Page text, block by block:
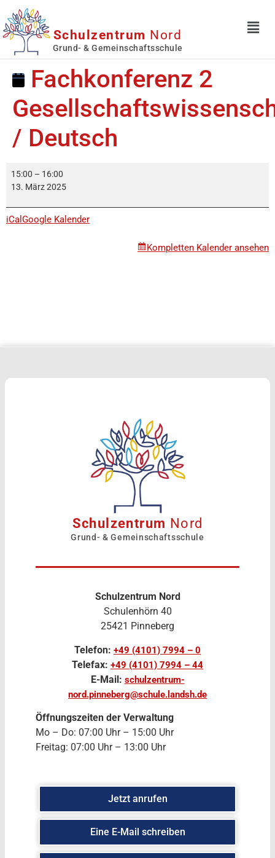
Schulzentrum Nord
Grund- & Gemeinschaftsschule
Fachkonferenz 2
/ Deutsch
15:00 – 16:00
13. März 2025
iCal Google Kalender
Kompletten Kalender ansehen
Schulzentrum Nord
Grund- & Gemeinschaftsschule
Schulzentrum Nord
Schulenhörn 40
25421 Pinneberg
Telefon: +49 (4101) 7994 – 0
Telefax: +49 (4101) 7994 – 44
E-Mail: schulzentrum-
nord.pinneberg@schule.landsh.de
Öffnungszeiten der Verwaltung
Mo – Do: 07:00 Uhr – 15:00 Uhr
Freitag: 07:00 Uhr – 13:00 Uhr
Jetzt anrufen
Eine E-Mail schreiben